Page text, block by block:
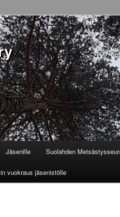
Jäsenille Suolahden
vuokraus jäsenistölle